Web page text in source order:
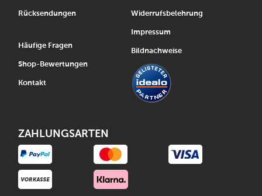
Rücksendungen
Häufige Fragen
Shop-Bewertungen
Kontakt
Widerrufsbelehrung
Impressum
Bildnachweise
ZAHLUNGSARTEN